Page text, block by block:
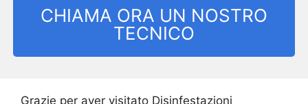
CHIAMA ORA UN NOSTRO
TECNICO
Grazie per aver visitato Disinfestazioni